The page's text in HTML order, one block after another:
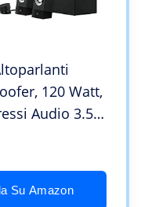
120 Watt,
Audio 3.5
Tablet/Letto
Su Amazon